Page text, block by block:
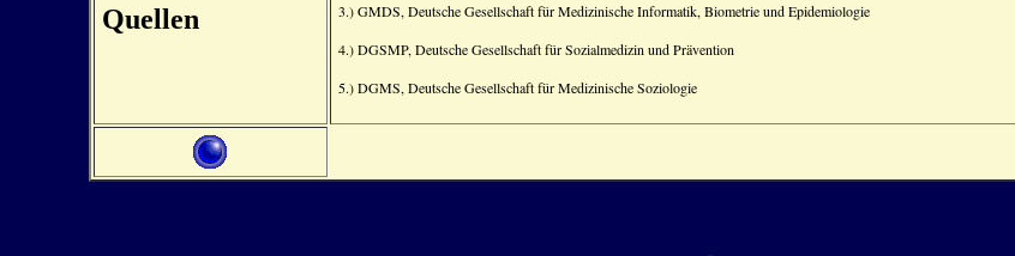
Quellen
3.) GMDS, Deutsche Gesellschaft für Medizinische Informatik, Biometrie und Epidemiologie
4.) DGSMP, Deutsche Gesellschaft für Sozialmedizin und Prävention
5.) DGMS, Deutsche Gesellschaft für Medizinische Soziologie